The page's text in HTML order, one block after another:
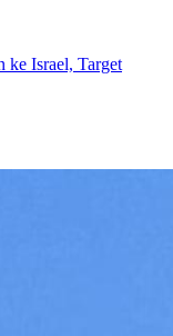
ke Israel, Target